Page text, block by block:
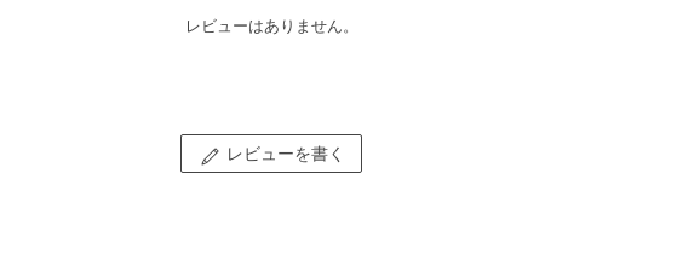
レビューはありません。
レビューを書く